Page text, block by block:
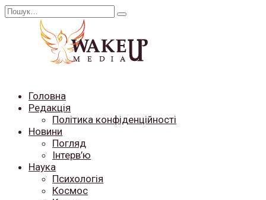
Перейти
Search
Головна
Редакція
Політика конфіденційності
Новини
Погляд
Інтерв’ю
Наука
Психологія
Космос